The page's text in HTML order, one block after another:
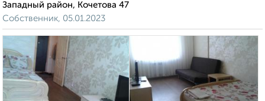
Западный район, Кочетова 47
Собственник, 05.01.2023